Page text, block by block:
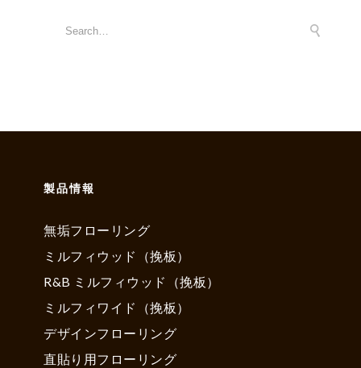
製品情報
無垢フローリング
ミルフィウッド（挽板）
R&B ミルフィウッド（挽板）
ミルフィワイド（挽板）
デザインフローリング
直貼り用フローリング